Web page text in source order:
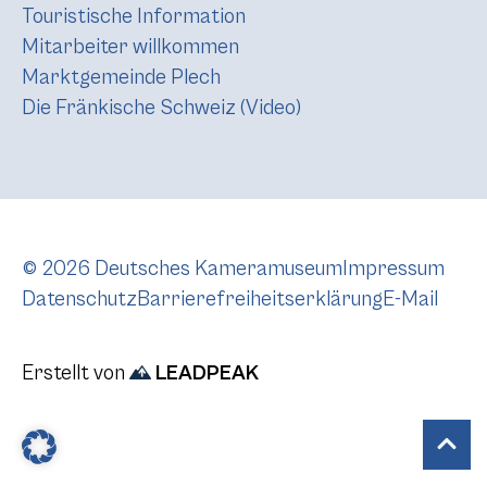
Touristische Information
Mitarbeiter willkommen
Marktgemeinde Plech
Die Fränkische Schweiz (Video)
© 2026 Deutsches Kameramuseum Impressum
DatenschutzBarrierefreiheitserklärungE-Mail
Erstellt von LEADPEAK